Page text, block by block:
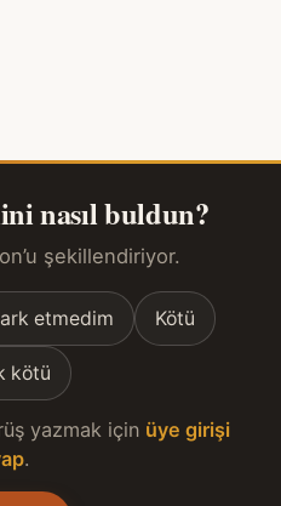
nasıl buldun?
şekillendiriyor.
etmedim Kötü
kötü
yazmak için üye girişi
.